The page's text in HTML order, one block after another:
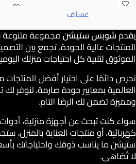
الحمضيات.
عساف
يقدمشوبس ستيشنمجموعة متنوعة
المنتجات عالية الجودة، تجمع بين
الموثوق لتلبية كل احتياجات منزلك
نحرص دائمًا على اختيار أفضل
العالمية بمعايير جودة صارمة، لنوفر
ومميزة تضمن لك الرضا التام.
سواء كنت تبحث عن أجهزة منزلية،
كهربائية، أو منتجات العناية
ستيشن ما يناسب ذوقك واحتياجاتك
لا تُضاهى.